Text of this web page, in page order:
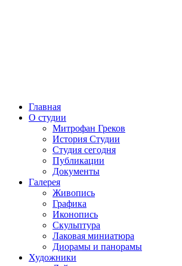
Главная
О студии
Митрофан Греков
История Студии
Студия сегодня
Публикации
Документы
Галерея
Живопись
Графика
Иконопись
Скульптура
Лаковая миниатюра
Диорамы и панорамы
Художники